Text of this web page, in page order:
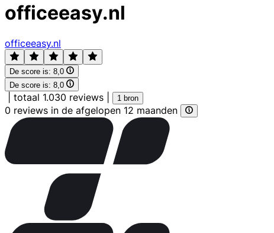
officeeasy.nl
officeeasy.nl
De score is: 8,0
De score is: 8,0
totaal 1.030 reviews 1 bron
0 reviews in de afgelopen 12 maanden